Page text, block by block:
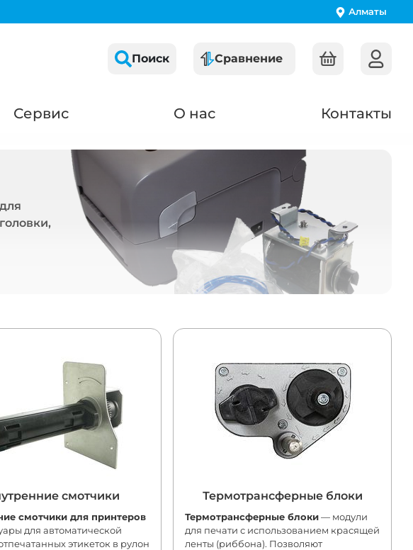
Алматы
Поиск Сравнение
Сервис О нас Контакты
смотчики
смотчики для принтеров
для автоматической
этикеток в рулон
Термотрансферные блоки
Термотрансферные блоки— модули
для печати с использованием красящей
ленты (риббона). Позволяют